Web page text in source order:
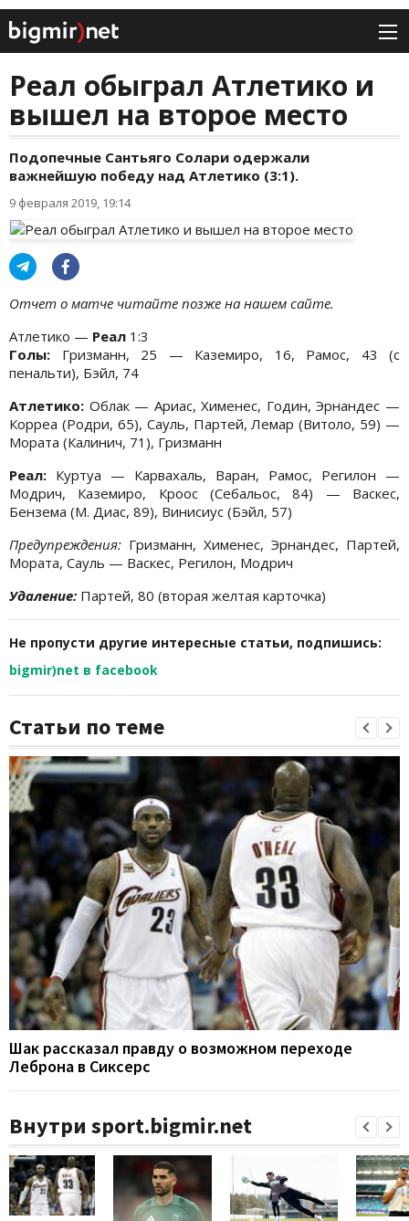
Реал обыграл Атлетико и
вышел на второе место
Подопечные Сантьяго Солари одержали
важнейшую победу над Атлетико (3:1).
9 февраля 2019, 19:14
Отчет о матче читайте позже на нашем сайте.
Атлетико — Реал 1:3
Голы: Гризманн, 25 — Каземиро, 16, Рамос, 43 (с
пенальти), Бэйл, 74
Атлетико: Облак — Ариас, Хименес, Годин, Эрнандес —
Корреа (Родри, 65), Сауль, Партей, Лемар (Витоло, 59) —
Мората (Калинич, 71), Гризманн
Реал: Куртуа — Карвахаль, Варан, Рамос, Регилон —
Модрич, Каземиро, Кроос (Себальос, 84) — Васкес,
Бензема (М. Диас, 89), Винисиус (Бэйл, 57)
Предупреждения: Гризманн, Хименес, Эрнандес, Партей,
Мората, Сауль — Васкес, Регилон, Модрич
Удаление: Партей, 80 (вторая желтая карточка)
Не пропусти другие интересные статьи, подпишись:
bigmir)net в facebook
Статьи по теме
Шак рассказал правду о возможном переходе
Леброна в Сиксерс
Внутри sport.bigmir.net